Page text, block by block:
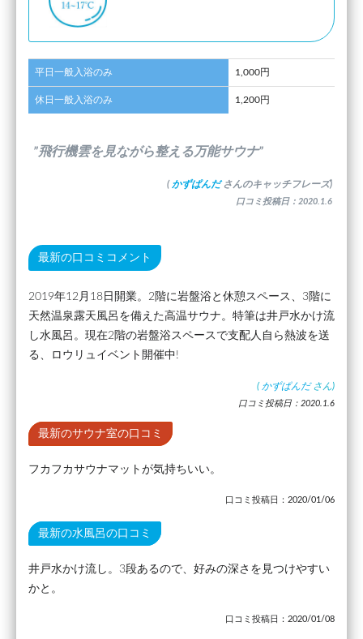
平日一般入浴のみ 1,000円
休日一般入浴のみ 1,200円
”飛行機雲を見ながら整える万能サウナ”
( かずぱんだ さんのキャッチフレーズ)
口コミ投稿日：2020.1.6
最新の口コミコメント
2019年12月18日開業。2階に岩盤浴と休憩スペース、3階に
天然温泉露天風呂を備えた高温サウナ。特筆は井戸水かけ流
し水風呂。現在2階の岩盤浴スペースで支配人自ら熱波を送
る、ロウリュイベント開催中!
( かずぱんだ さん)
口コミ投稿日：2020.1.6
最新のサウナ室の口コミ
フカフカサウナマットが気持ちいい。
口コミ投稿日：2020/01/06
最新の水風呂の口コミ
井戸水かけ流し。3段あるので、好みの深さを見つけやすい
かと。
口コミ投稿日：2020/01/08